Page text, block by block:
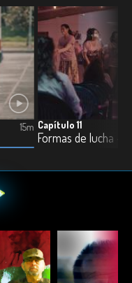
15m Capítulo 11
Formas de lucha -